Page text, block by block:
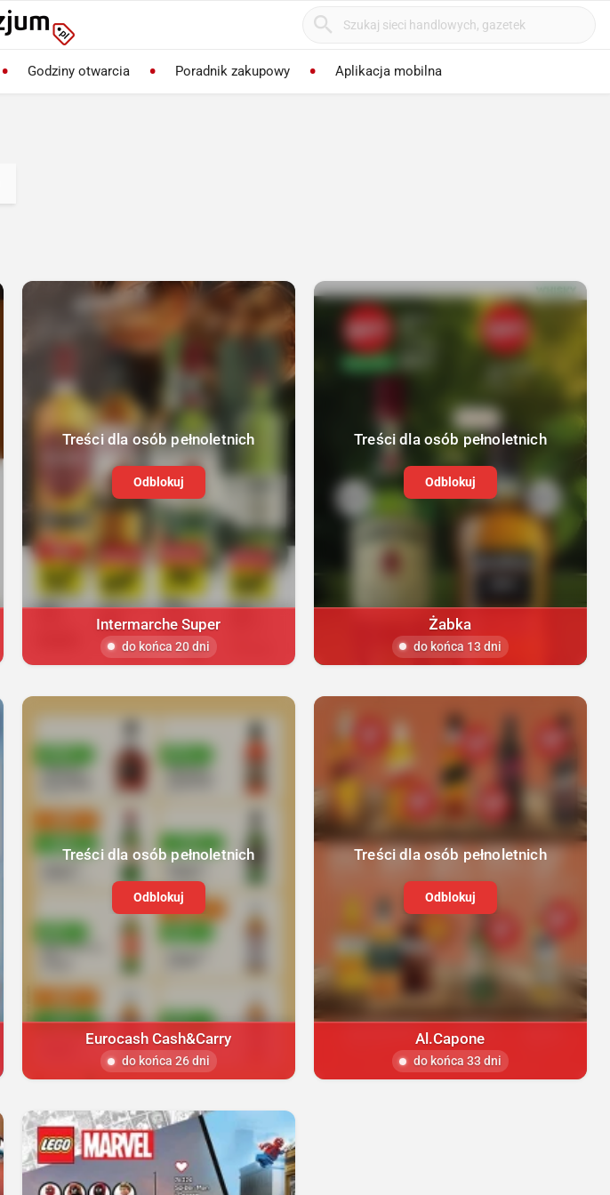
Godziny otwarcia Poradnik zakupowy Aplikacja mobilna
Treści dla osób pełnoletnich
Odblokuj
Intermarche Super
do końca 20 dni
Treści dla osób pełnoletnich
Odblokuj
Żabka
do końca 13 dni
Treści dla osób pełnoletnich
Odblokuj
Eurocash Cash&Carry
do końca 26 dni
Treści dla osób pełnoletnich
Odblokuj
Al.Capone
do końca 33 dni